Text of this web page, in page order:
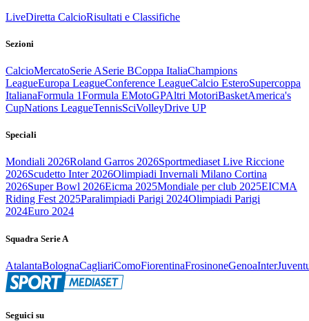
LiveDiretta CalcioRisultati e Classifiche
Sezioni
CalcioMercatoSerie ASerie BCoppa ItaliaChampions
LeagueEuropa LeagueConference LeagueCalcio EsteroSupercoppa
ItalianaFormula 1Formula EMotoGPAltri MotoriBasketAmerica's
CupNations LeagueTennisSciVolleyDrive UP
Speciali
Mondiali 2026Roland Garros 2026Sportmediaset Live Riccione
2026Scudetto Inter 2026Olimpiadi Invernali Milano Cortina
2026Super Bowl 2026Eicma 2025Mondiale per club 2025EICMA
Riding Fest 2025Paralimpiadi Parigi 2024Olimpiadi Parigi
2024Euro 2024
Squadra Serie A
AtalantaBolognaCagliariComoFiorentinaFrosinoneGenoaInter
Seguici su